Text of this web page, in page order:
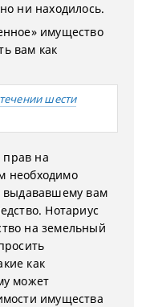
ни находилось.
имущество
вам как
шести
на
необходимо
выдававшему вам
Нотариус
на земельный
как
может
имущества